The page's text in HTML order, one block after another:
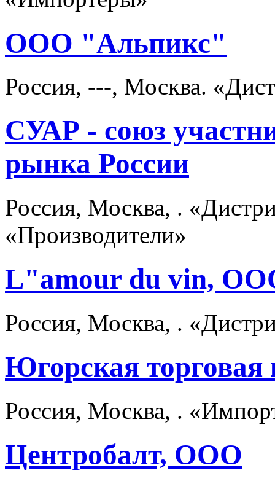
ООО "Альпикс"
Россия, ---, Москва.
СУАР - союз
рынка России
Россия, Москва, .
«Производители»
L"amour du vin,
Россия, Москва, .
Югорская
Россия, Москва, .
Центробалт, ООО